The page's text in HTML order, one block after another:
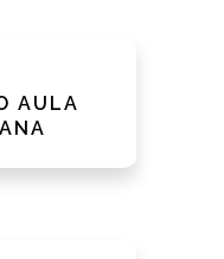
AULA